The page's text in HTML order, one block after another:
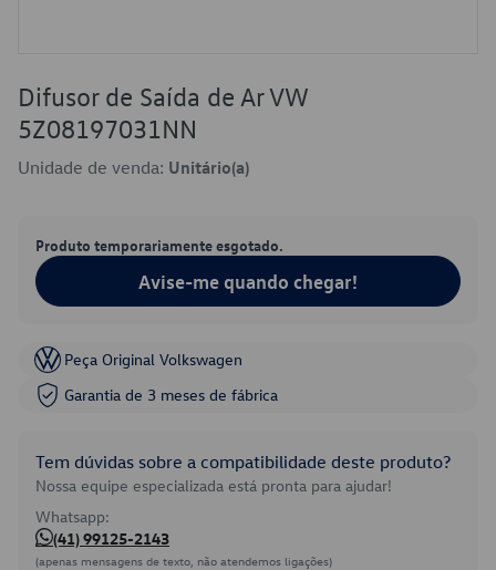
Difusor de Saída de Ar VW
5Z08197031NN
Unidade de venda: Unitário(a)
Produto temporariamente esgotado.
Avise-me quando chegar!
Peça Original Volkswagen
Garantia de 3 meses de fábrica
Tem dúvidas sobre a compatibilidade deste produto?
Nossa equipe especializada está pronta para ajudar!
Whatsapp:
(41) 99125-2143
(apenas mensagens de texto, não atendemos ligações)